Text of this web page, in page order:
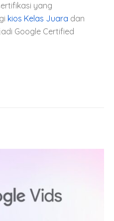
yang
kios Kelas Juara dan
Google Certified